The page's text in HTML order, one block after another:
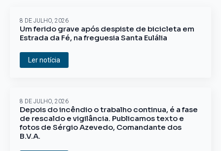
Um ferido grave após despiste de bicicleta em
Estrada da Fé, na freguesia Santa Eulália
8 DE JULHO, 2026
Ler notícia
Depois do incêndio o trabalho continua, é a fase
de rescaldo e vigilância. Publicamos texto e
fotos de Sérgio Azevedo, Comandante dos
B.V.A.
8 DE JULHO, 2026